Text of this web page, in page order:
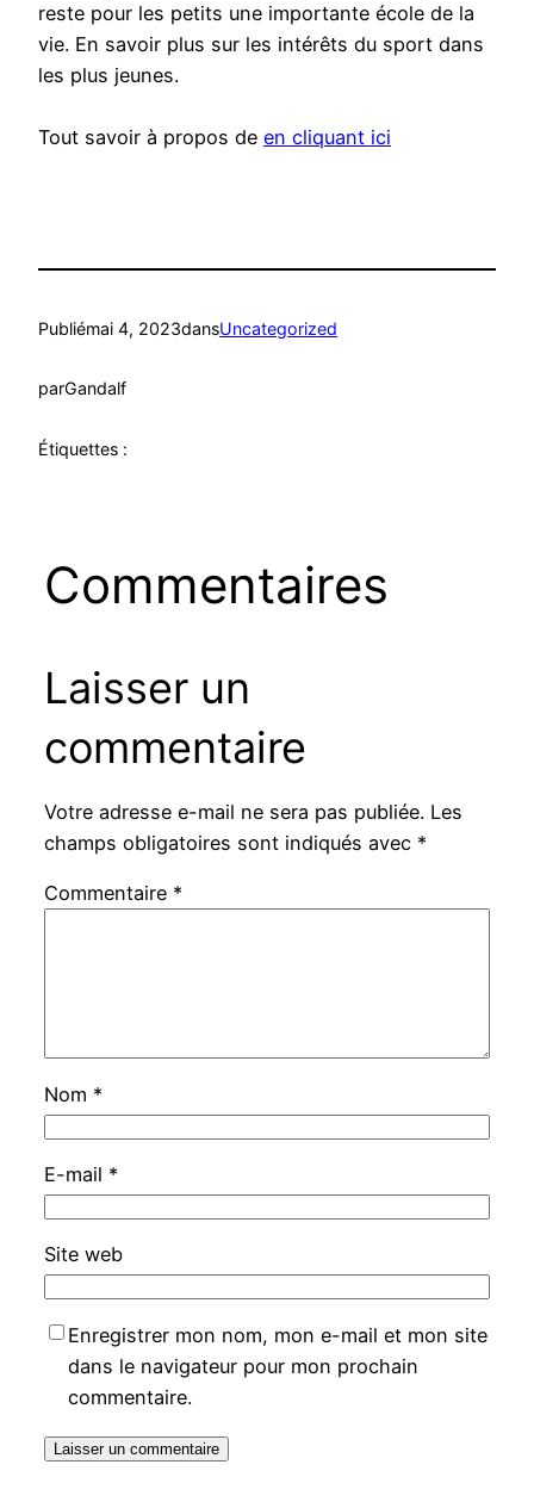
reste pour les petits une importante école de la
vie. En savoir plus sur les intérêts du sport dans
les plus jeunes.
Tout savoir à propos de en cliquant ici
Publiémai 4, 2023dansUncategorized
parGandalf
Étiquettes :
Commentaires
Laisser un
commentaire
Votre adresse e-mail ne sera pas publiée. Les
champs obligatoires sont indiqués avec *
Commentaire *
Nom *
E-mail *
Site web
Enregistrer mon nom, mon e-mail et mon site
dans le navigateur pour mon prochain
commentaire.